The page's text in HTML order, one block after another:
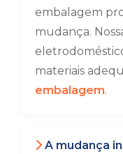
embalagem
mudança.
materiais
embalagem.
A mudança